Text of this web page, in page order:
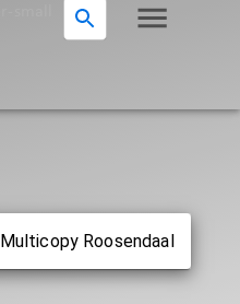
Multicopy Roosendaal